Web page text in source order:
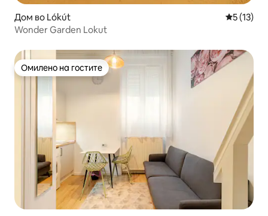
Дом во Lókút
5 (13)
Wonder Garden Lokut
Омилено на гостите
Омилено на гостите